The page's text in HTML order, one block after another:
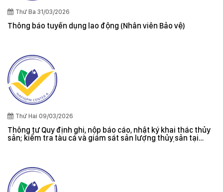
Thứ Ba 31/03/2026
Thông báo tuyển dụng lao động (Nhân viên Bảo vệ)
Thứ Hai 09/03/2026
Thông tư Quy định ghi, nộp báo cáo, nhật ký khai thác thủy
sản; kiểm tra tàu cá và giám sát sản lượng thủy sản tại